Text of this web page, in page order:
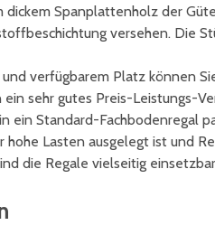
dickem Spanplattenholz der
versehen. Die
und verfügbarem Platz können
sehr gutes Preis-Leistungs-
ein Standard-Fachbodenregal
hohe Lasten ausgelegt ist und
die Regale vielseitig